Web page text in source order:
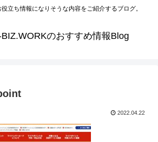
立ち情報になりそうな内容をご紹介するブログ。
のおすすめ情報Blog
2022.04.22